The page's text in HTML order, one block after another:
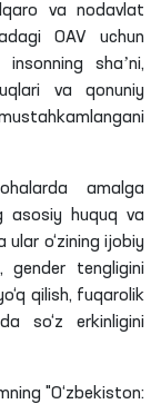
va nodavlat
OAV uchun
shaʼni,
va qonuniy
amalga
asosiy huquq va
ular o‘zining ijobiy
gender tengligini
qilish, fuqarolik
so‘z erkinligini
"O‘zbekiston: